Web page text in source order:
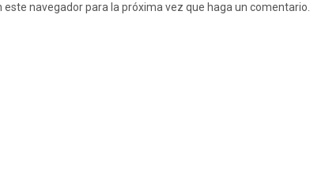
navegador para la próxima vez que haga un comentario.